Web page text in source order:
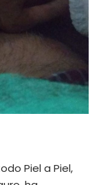
Piel a Piel,